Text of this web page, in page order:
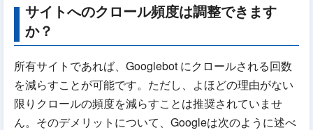
サイトへのクロール頻度は調整できます
か？
所有サイトであれば、Googlebot にクロールされる回数
を減らすことが可能です。ただし、よほどの理由がない
限りクロールの頻度を減らすことは推奨されていませ
ん。そのデメリットについて、Googleは次のように述べ